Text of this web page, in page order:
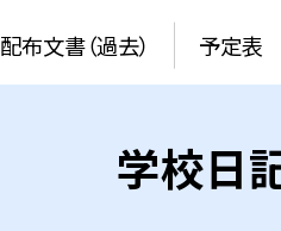
配布文書（過去） 予定表
学校日